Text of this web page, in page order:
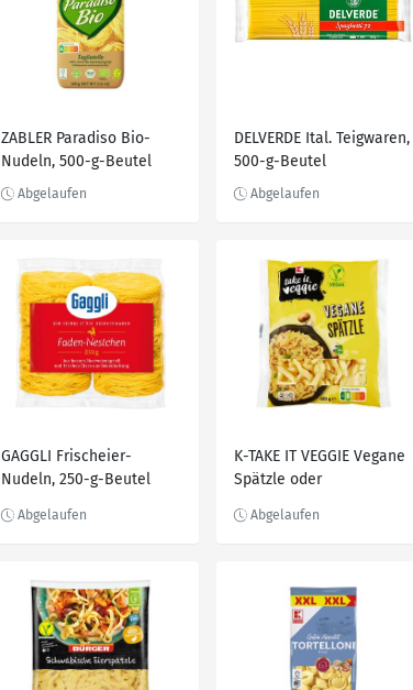
ZABLER Paradiso Bio-
Nudeln, 500-g-Beutel
DELVERDE Ital. Teigwaren,
500-g-Beutel
GAGGLI Frischeier-
Nudeln, 250-g-Beutel
K-TAKE IT VEGGIE Vegane
Spätzle oder
Packg.